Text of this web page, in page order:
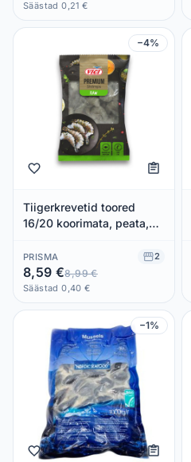
Säästad 0,21 €
−4%
Tiigerkrevetid toored
16/20 koorimata, peata,
PRISMA 2
8,59 €8,99 €
Säästad 0,40 €
−1%